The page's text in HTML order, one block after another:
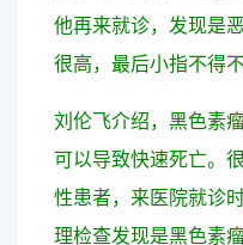
他再来就诊，发现是
很高，最后小指不得
刘伦飞介绍，黑色素
可以导致快速死亡。
性患者，来医院就诊
理检查发现是黑色素瘤